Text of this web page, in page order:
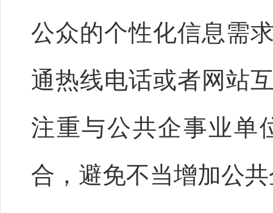
公众的个性化信息需
通热线电话或者网站
注重与公共企事业单
合，避免不当增加公